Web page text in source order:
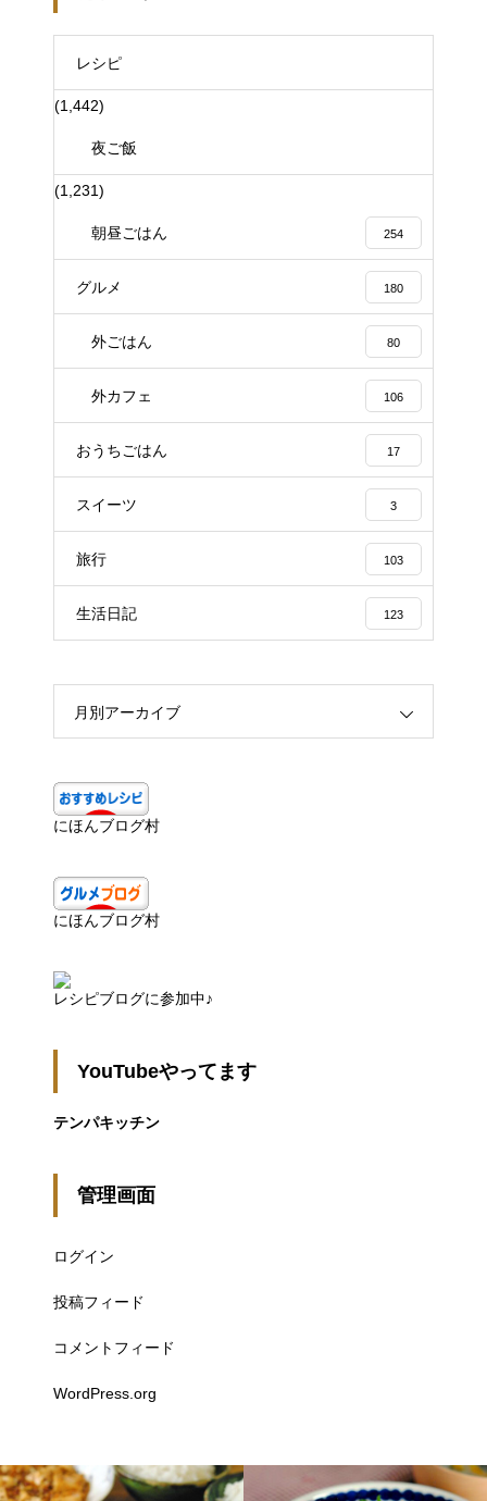
レシピ
(1,442)
夜ご飯
(1,231)
朝昼ごはん 254
グルメ 180
外ごはん 80
外カフェ 106
おうちごはん 17
スイーツ 3
旅行 103
生活日記 123
月別アーカイブ
にほんブログ村
にほんブログ村
レシピブログに参加中♪
YouTubeやってます
テンパキッチン
管理画面
ログイン
投稿フィード
コメントフィード
WordPress.org